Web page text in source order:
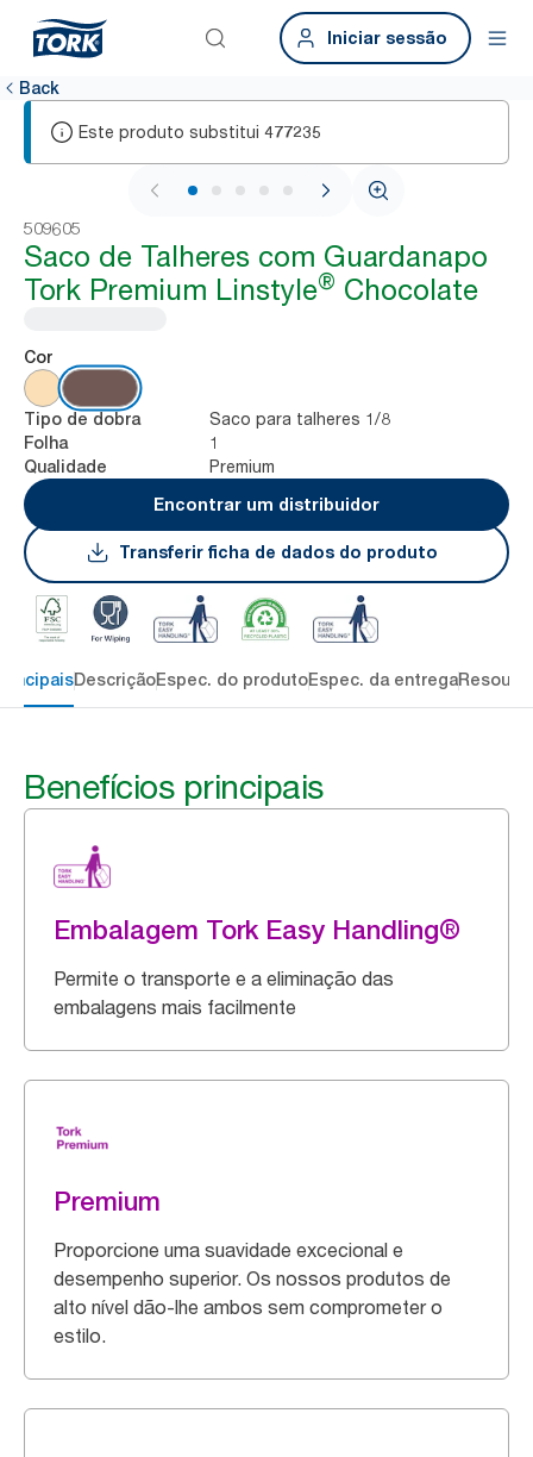
Iniciar sessão
Back
Este produto substitui 477235
1 / 6
509605
Saco de Talheres com Guardanapo
Tork Premium Linstyle® Chocolate
Cor
Tipo de dobra Saco para talheres 1/8
Folha 1
Qualidade
Premium
Encontrar um distribuidor
Transferir ficha de dados do produto
DescriçãoEspec. do produtoEspec. da entrega
Benefícios principais
Embalagem Tork Easy Handling®
Permite o transporte e a eliminação das
embalagens mais facilmente
Premium
Proporcione uma suavidade excecional e
desempenho superior. Os nossos produtos de
alto nível dão-lhe ambos sem comprometer o
estilo.